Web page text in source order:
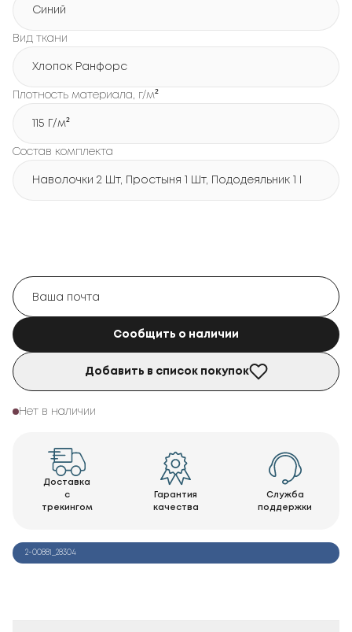
Синий
Вид ткани
Хлопок Ранфорс
Плотность материала, г/м²
115 Г/м²
Состав комплекта
Наволочки 2 Шт, Простыня 1 Шт, Пододеяльник 1 Шт
Сообщить о наличии
Добавить в список покупок
Нет в наличии
Доставка
с
трекингом
Гарантия
качества
Служба
поддержки
2-00881_28304